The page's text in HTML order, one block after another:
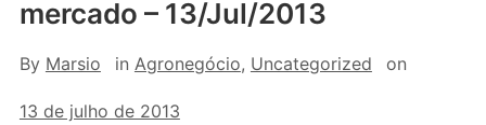
mercado – 13/Jul/2013
By Marsio in Agronegócio, Uncategorized on
13 de julho de 2013